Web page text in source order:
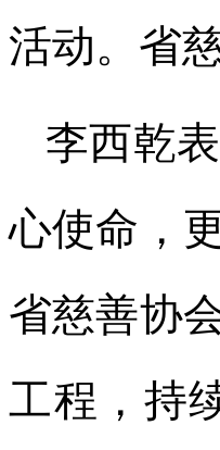
活动。省
李西乾
心使命，
省慈善协
工程，持